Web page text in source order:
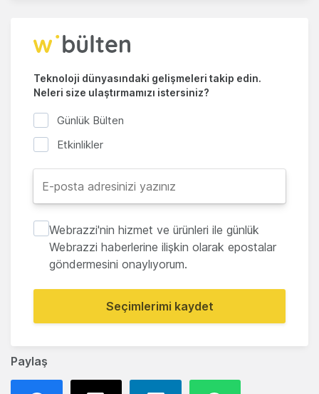
Paylaş
Teknoloji dünyasındaki gelişmeleri takip edin.
Neleri size ulaştırmamızı istersiniz?
Günlük Bülten
Etkinlikler
Webrazzi'nin hizmet ve ürünleri ile günlük
Webrazzi haberlerine ilişkin olarak epostalar
göndermesini onaylıyorum.
Seçimlerimi kaydet